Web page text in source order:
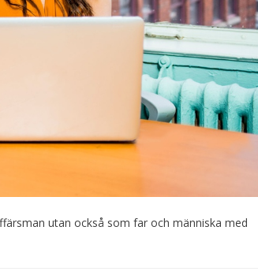
utan också som far och människa med